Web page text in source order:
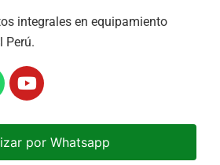
integrales en equipamiento
Perú.
por Whatsapp